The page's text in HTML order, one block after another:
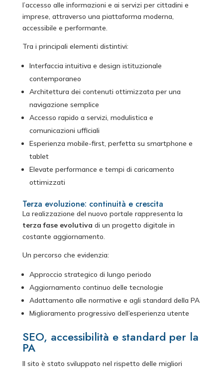
l’accesso alle informazioni e ai servizi per cittadini e
imprese, attraverso una piattaforma moderna,
accessibile e performante.
Tra i principali elementi distintivi:
Interfaccia intuitiva e design istituzionale
contemporaneo
Architettura dei contenuti ottimizzata per una
navigazione semplice
Accesso rapido a servizi, modulistica e
comunicazioni ufficiali
Esperienza mobile-first, perfetta su smartphone e
tablet
Elevate performance e tempi di caricamento
ottimizzati
Terza evoluzione: continuità e crescita
La realizzazione del nuovo portale rappresenta la
terza fase evolutiva di un progetto digitale in
costante aggiornamento.
Un percorso che evidenzia:
Approccio strategico di lungo periodo
Aggiornamento continuo delle tecnologie
Adattamento alle normative e agli standard della PA
Miglioramento progressivo dell’esperienza utente
SEO, accessibilità e standard per la
PA
Il sito è stato sviluppato nel rispetto delle migliori